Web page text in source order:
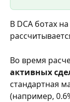
В DCA ботах
Во время
активных
стандартная
(например,